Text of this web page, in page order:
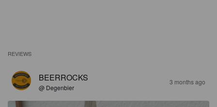
REVIEWS
BEERROCKS
@ Degenbier
3 months ago